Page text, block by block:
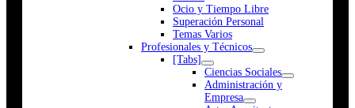
Ocio y Tiempo Libre
Superación Personal
Temas Varios
Profesionales y Técnicos
[Tabs]
Ciencias Sociales
Administración y
Empresa